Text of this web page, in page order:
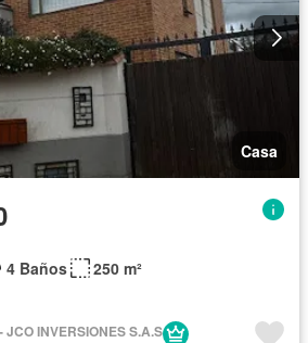
Casa
4 Baños
250 m²
INVERSIONES S.A.S